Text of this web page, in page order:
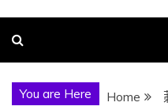
You are Here Home